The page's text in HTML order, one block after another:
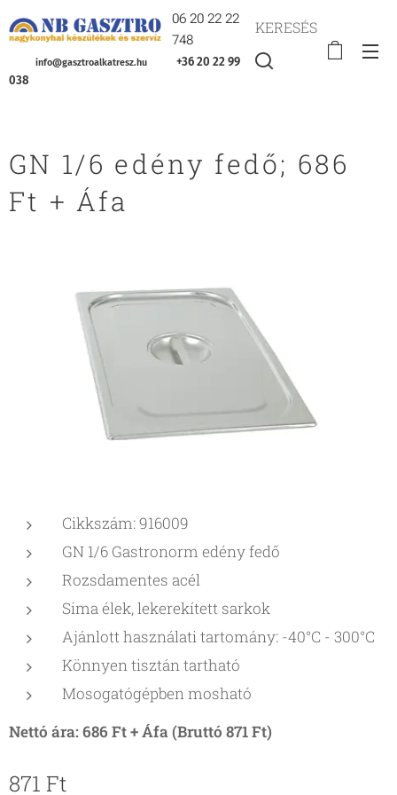
06 20 22 22
748
info@gasztroalkatresz.hu
+36 20 22 99
038
KERESÉS
GN 1/6 edény fedő; 686
Ft + Áfa
Cikkszám: 916009
GN 1/6 Gastronorm edény fedő
Rozsdamentes acél
Sima élek, lekerekített sarkok
Ajánlott használati tartomány: -40°C - 300°C
Könnyen tisztán tartható
Mosogatógépben mosható
Nettó ára: 686 Ft + Áfa (Bruttó 871 Ft)
871 Ft